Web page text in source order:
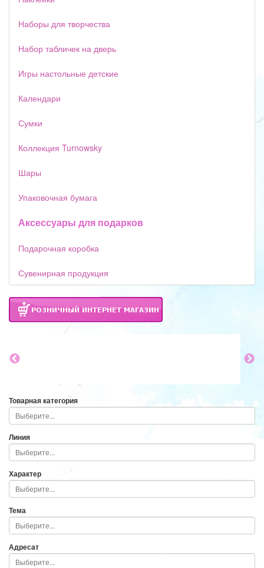
Наборы для творчества
Набор табличек на дверь
Игры настольные детские
Календари
Сумки
Коллекция Turnowsky
Шары
Упаковочная бумага
Аксессуары для подарков
Подарочная коробка
Сувенирная продукция
Товарная категория
Линия
Характер
Тема
Адресат